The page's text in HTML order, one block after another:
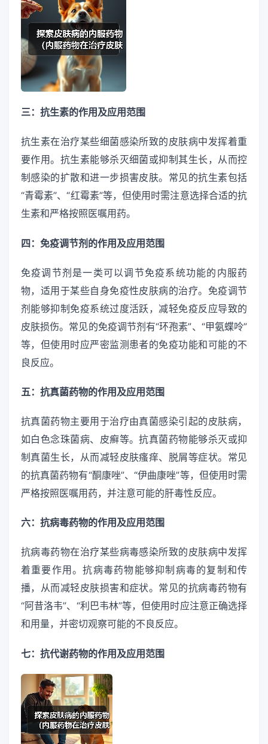
三：抗生素的作用及应用范围
抗生素在治疗某些细菌感染所致的皮肤病中发挥着重
要作用。抗生素能够杀灭细菌或抑制其生长，从而控
制感染的扩散和进一步损害皮肤。常见的抗生素包括
“青霉素”、“红霉素”等，但使用时需注意选择合适的抗
生素和严格按照医嘱用药。
四：免疫调节剂的作用及应用范围
免疫调节剂是一类可以调节免疫系统功能的内服药
物，适用于某些自身免疫性皮肤病的治疗。免疫调节
剂能够抑制免疫系统过度活跃，减轻免疫反应导致的
皮肤损伤。常见的免疫调节剂有“环孢素”、“甲氨蝶呤”
等，但使用时应严密监测患者的免疫功能和可能的不
良反应。
五：抗真菌药物的作用及应用范围
抗真菌药物主要用于治疗由真菌感染引起的皮肤病，
如白色念珠菌病、皮癣等。抗真菌药物能够杀灭或抑
制真菌生长，从而减轻皮肤瘙痒、脱屑等症状。常见
的抗真菌药物有“酮康唑”、“伊曲康唑”等，但使用时需
严格按照医嘱用药，并注意可能的肝毒性反应。
六：抗病毒药物的作用及应用范围
抗病毒药物在治疗某些病毒感染所致的皮肤病中发挥
着重要作用。抗病毒药物能够抑制病毒的复制和传
播，从而减轻皮肤损害和症状。常见的抗病毒药物有
“阿昔洛韦”、“利巴韦林”等，但使用时应注意正确选择
和用量，并密切观察可能的不良反应。
七：抗代谢药物的作用及应用范围